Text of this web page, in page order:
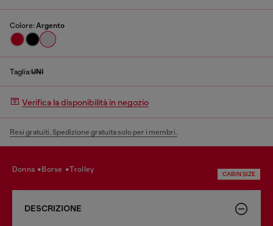
Colore: Argento
Taglia:UNI
Verifica la disponibilità in negozio
Resi gratuiti. Spedizione gratuita solo per i membri.
donna borse trolley
CABIN SIZE
DESCRIZIONE